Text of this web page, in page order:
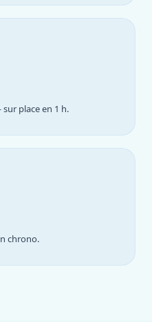
place en 1 h.
chrono.